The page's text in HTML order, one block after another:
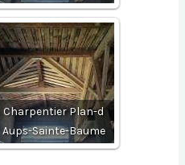
Charpentier Plan-d
Aups-Sainte-Baume